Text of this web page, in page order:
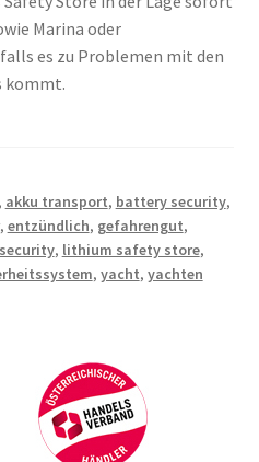
Marina oder
es zu Problemen mit den
kommt.
akku transport, battery security,
, entzündlich, gefahrengut,
, lithium safety store,
, yacht, yachten